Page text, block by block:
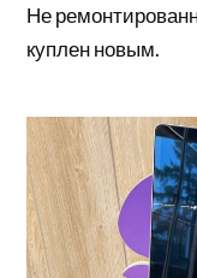
Не
куплен новым.